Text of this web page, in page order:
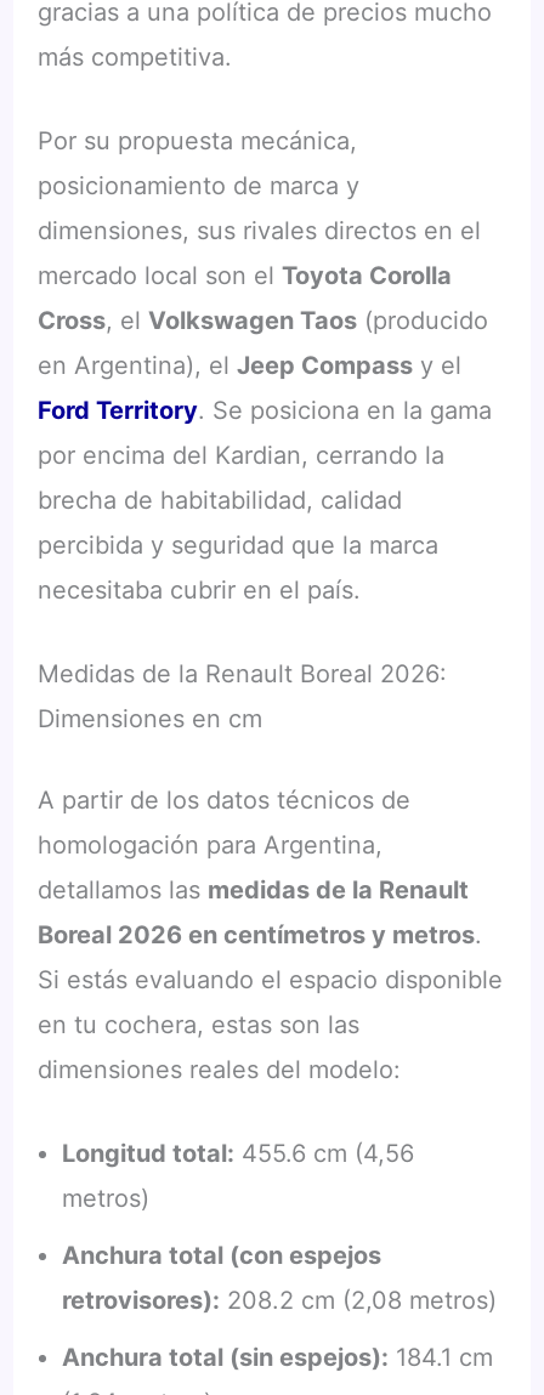
gracias a una política de precios mucho
más competitiva.
Por su propuesta mecánica,
posicionamiento de marca y
dimensiones, sus rivales directos en el
mercado local son el Toyota Corolla
Cross, el Volkswagen Taos(producido
en Argentina), el Jeep Compassy el
Ford Territory. Se posiciona en la gama
por encima del Kardian, cerrando la
brecha de habitabilidad, calidad
percibida y seguridad que la marca
necesitaba cubrir en el país.
Medidas de la Renault Boreal 2026:
Dimensiones en cm
A partir de los datos técnicos de
homologación para Argentina,
detallamos las medidas de la Renault
Boreal 2026 en centímetros y metros.
Si estás evaluando el espacio disponible
en tu cochera, estas son las
dimensiones reales del modelo:
Longitud total: 455.6 cm (4,56
metros)
Anchura total (con espejos
retrovisores): 208.2 cm (2,08 metros)
Anchura total (sin espejos): 184.1 cm